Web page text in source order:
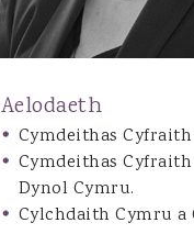
Henrietta Gilchrist
Ryan Bowen
Nia Mathews
Aelodaeth
Cymdeithas Cyfraith
Cymdeithas
Dynol Cymru.
Cylchdaith Cymru a